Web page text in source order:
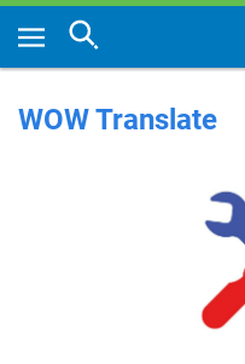
WOW Translate